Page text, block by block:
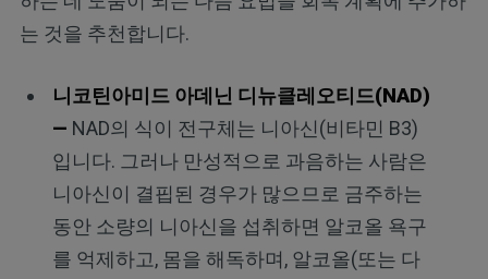
는 것을 추천합니다.
니코틴아미드 아데닌 디뉴클레오티드(NAD)
— NAD의 식이 전구체는 니아신(비타민 B3)
입니다. 그러나 만성적으로 과음하는 사람은
니아신이 결핍된 경우가 많으므로 금주하는
동안 소량의 니아신을 섭취하면 알코올 욕구
를 억제하고, 몸을 해독하며, 알코올(또는 다